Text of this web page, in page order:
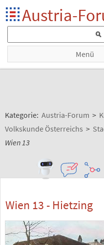
Austria-
Menü
Kategorie: Austria-Forum >
Volkskunde Österreichs >
Wien 13
Wien 13 - Hietzing